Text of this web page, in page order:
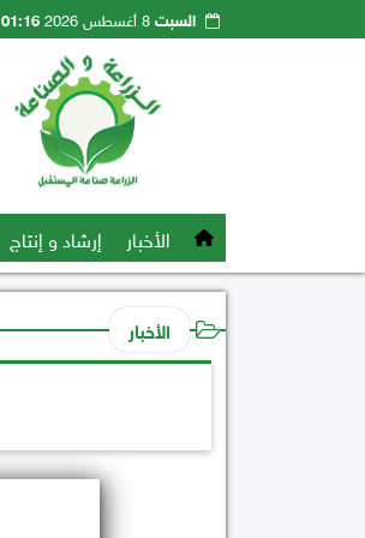
السبت8 أغسطس 2026 01:16 مـ
الأخبار إرشاد و إنتاج
الأخبار